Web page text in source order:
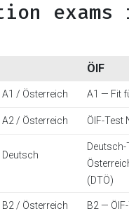
exams
ÖIF
A1 / Österreich A1 — Fit
A2 / Österreich ÖIF-Test
Deutsch
(DTÖ)
B2 / Österreich B2 —